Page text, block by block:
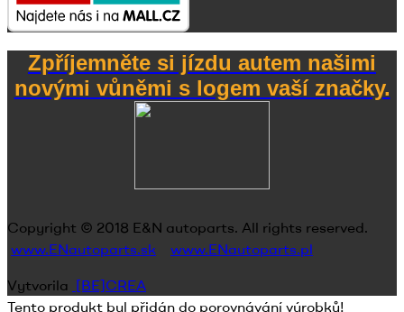
Zpříjemněte si jízdu autem našimi
novými vůněmi s logem vaší značky.
Copyright © 2018 E&N autoparts. All rights reserved.
www.ENautoparts.sk
www.ENautoparts.pl
Vytvorila [BE]CREA
Tento produkt byl přidán do porovnávání výrobků!